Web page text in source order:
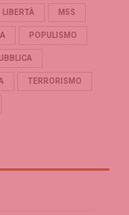
LIBERTÀ M5S
POPULISMO
TERRORISMO